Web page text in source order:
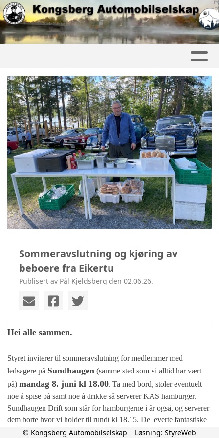
Sommeravslutning og kjøring av
beboere fra Eikertu
Publisert av Pål Kjeldsberg den 02.06.26.
Hei alle sammen.
Styret inviterer til sommeravslutning for medlemmer med
ledsagere på Sundhaugen (samme sted som vi alltid har vært
på) mandag 8. juni kl 18.00. Ta med bord, stoler eventuelt
noe å spise på samt noe å drikke så serverer KAS hamburger.
Sundhaugen Drift som står for hamburgerne i år også, og serverer
dem borte hvor vi holder til rundt kl 18.15. De leverte fantastiske
hamburgere i fjor, men da ble det inne.
© Kongsberg Automobilselskap | Løsning: StyreWeb